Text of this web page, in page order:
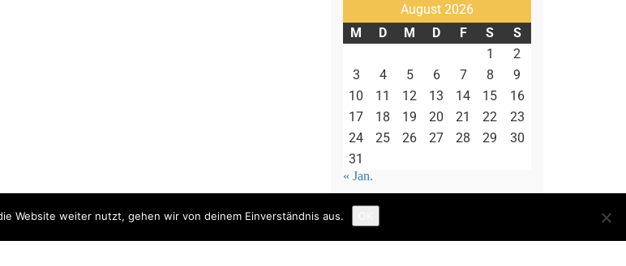
August 2026
M
D M D F S
S
1
2
3
4 5 6 7 8
9
10
11 12 13 14 15
16
17
18 19 20 21 22
23
24
25 26 27 28 29
30
31
« Jan.
Website weiter nutzt, gehen wir von deinem Einverständnis aus.